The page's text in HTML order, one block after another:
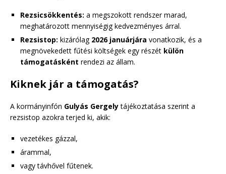
Rezsicsökkentés: a megszokott rendszer marad,
meghatározott mennyiségig kedvezményes árral.
Rezsistop: kizárólag 2026 januárjára vonatkozik, és a
megnövekedett fűtési költségek egy részét külön
támogatásként rendezi az állam.
Kiknek jár a támogatás?
A kormányinfón Gulyás Gergelytájékoztatása szerint a
rezsistop azokra terjed ki, akik:
vezetékes gázzal,
árammal,
vagy távhővel fűtenek.